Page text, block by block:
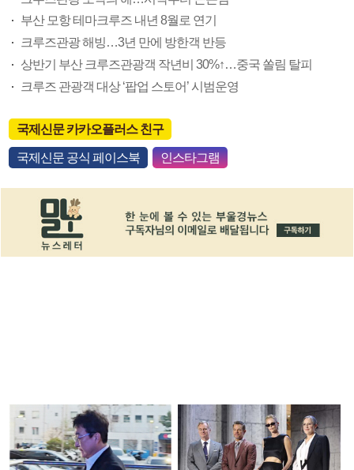
부산 모항 테마크루즈 내년 8월로 연기
크루즈관광 해빙…3년 만에 방한객 반등
상반기 부산 크루즈관광객 작년비 30%↑…중국 쏠림 탈피
크루즈 관광객 대상 ‘팝업 스토어’ 시범운영
국제신문 카카오플러스 친구
국제신문 공식 페이스북 인스타그램